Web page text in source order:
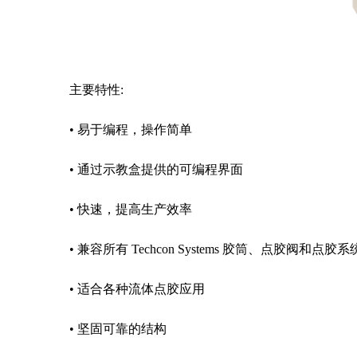
主要特性:
• 易于编程，操作简单
• 通过示教盒提供的可编程界面
•快速，提高生产效率
• 兼容所有 Techcon Systems 胶筒、点胶阀和点胶系
• 适合各种流体点胶应用
• 坚固可靠的结构